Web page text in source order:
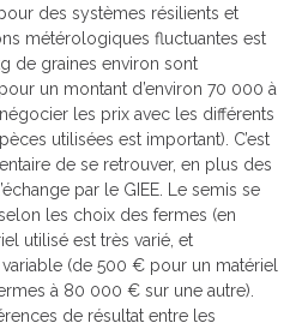
pour des systèmes résilients et
métérologiques fluctuantes est
de graines environ sont
un montant d’environ 70 000 à
les prix avec les différents
utilisées est important). C’est
de se retrouver, en plus des
par le GIEE. Le semis se
les choix des fermes (en
utilisé est très varié, et
(de 500 € pour un matériel
à 80 000 € sur une autre).
de résultat entre les